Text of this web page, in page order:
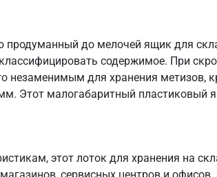
продуманный до мелочей ящик для
содержимое. При
незаменимым для хранения метизов,
Этот малогабаритный пластиковый
этот лоток для хранения на